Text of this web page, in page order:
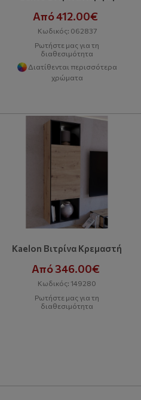
Από 412.00€
Κωδικός: 062837
Ρωτήστε μας για τη
διαθεσιμότητα
Διατίθενται περισσότερα
χρώματα
Kaelon Βιτρίνα Κρεμαστή
Από 346.00€
Κωδικός: 149280
Ρωτήστε μας για τη
διαθεσιμότητα